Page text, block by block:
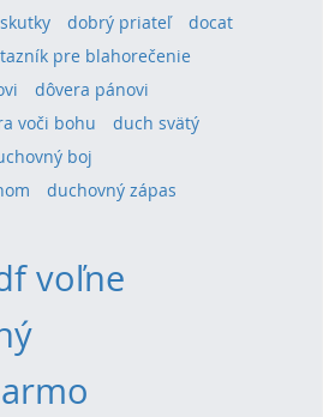
dobrý priateľ
docat
pre blahorečenie
dôvera pánovi
voči bohu
duch svätý
boj
duchovný zápas
voľne